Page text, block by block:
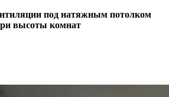
под натяжным потолком
высоты комнат